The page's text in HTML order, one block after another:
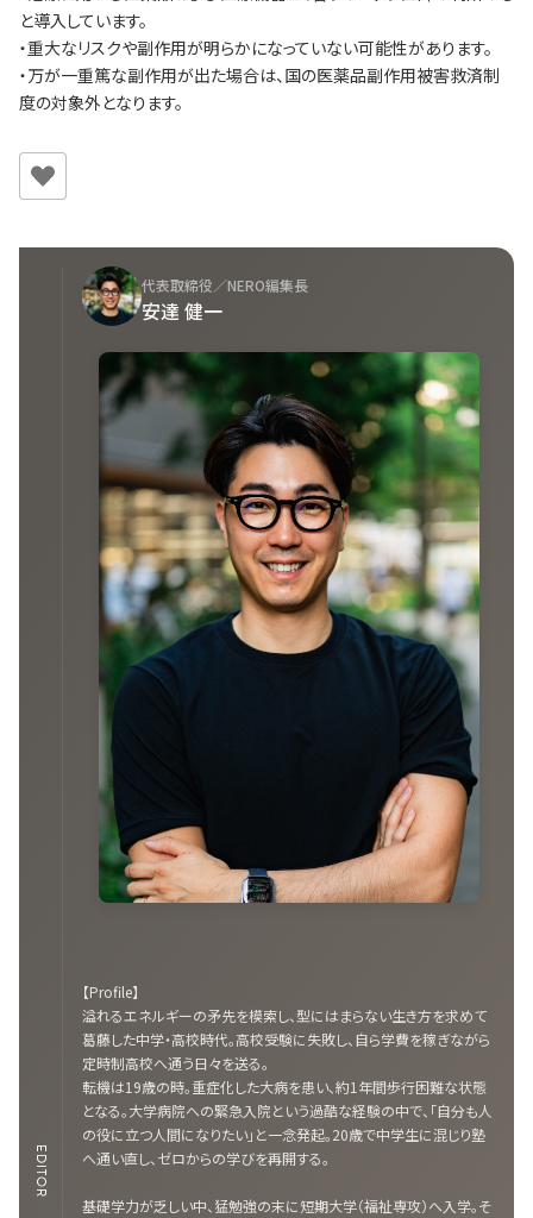
と導入しています。
・重大なリスクや副作用が明らかになっていない可能性があります。
・万が一重篤な副作用が出た場合は、国の医薬品副作用被害救済制
度の対象外となります。
EDITOR
代表取締役／NERO編集長
安達 健一
【Profile】
溢れるエネルギーの矛先を模索し、型にはまらない生き方を求めて
葛藤した中学・高校時代。高校受験に失敗し、自ら学費を稼ぎながら
定時制高校へ通う日々を送る。
転機は19歳の時。重症化した大病を患い、約1年間歩行困難な状態
となる。大学病院への緊急入院という過酷な経験の中で、「自分も人
の役に立つ人間になりたい」と一念発起。20歳で中学生に混じり塾
へ通い直し、ゼロからの学びを再開する。
基礎学力が乏しい中、猛勉強の末に短期大学（福祉専攻）へ入学。そ